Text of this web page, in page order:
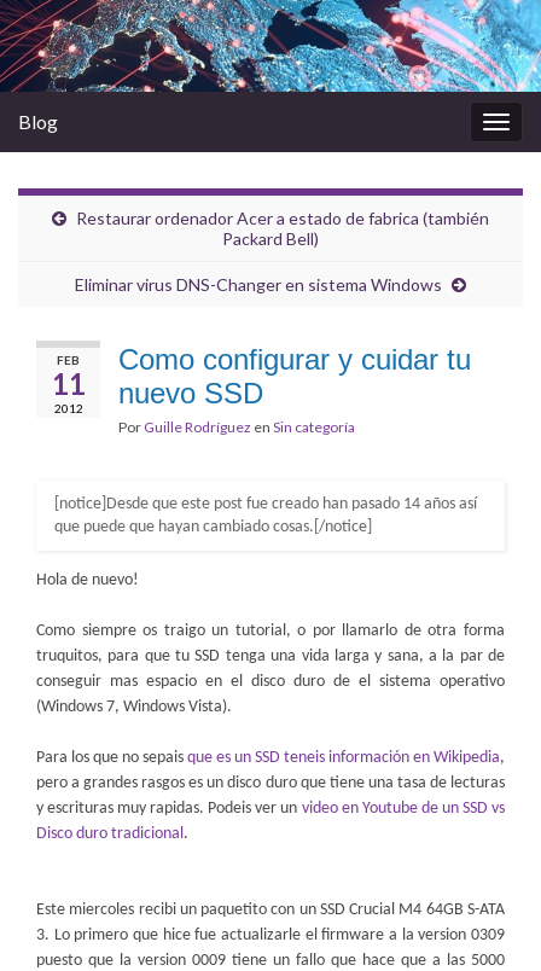
la
Blog
Restaurar ordenador Acer a estado de fabrica (también
Packard Bell)
Eliminar virus DNS-Changer en sistema Windows
FEB
11
2012
Como configurar y cuidar tu
nuevo SSD
Por Guille Rodríguez en Sin categoría
[notice]Desde que este post fue creado han pasado 14 años así
que puede que hayan cambiado cosas.[/notice]
Hola de nuevo!
Como siempre os traigo un tutorial, o por llamarlo de otra forma
truquitos, para que tu SSD tenga una vida larga y sana, a la par de
conseguir mas espacio en el disco duro de el sistema operativo
(Windows 7, Windows Vista).
Para los que no sepais que es un SSD teneis información en Wikipedia,
pero a grandes rasgos es un disco duro que tiene una tasa de lecturas
y escrituras muy rapidas. Podeis ver un video en Youtube de un SSD vs
Disco duro tradicional .
Este miercoles recibi un paquetito con un SSD Crucial M4 64GB S-ATA
3. Lo primero que hice fue actualizarle el firmware a la version 0309
puesto que la version 0009 tiene un fallo que hace que a las 5000